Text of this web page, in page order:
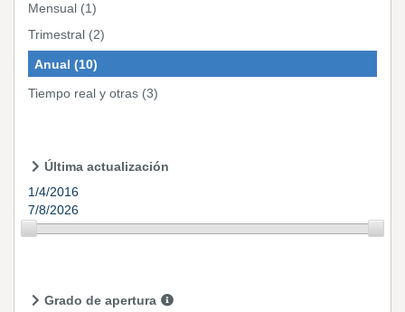
Mensual (1)
Trimestral (2)
Anual (10)
Tiempo real y otras (3)
Última actualización
1/4/2016
7/8/2026
Grado de apertura